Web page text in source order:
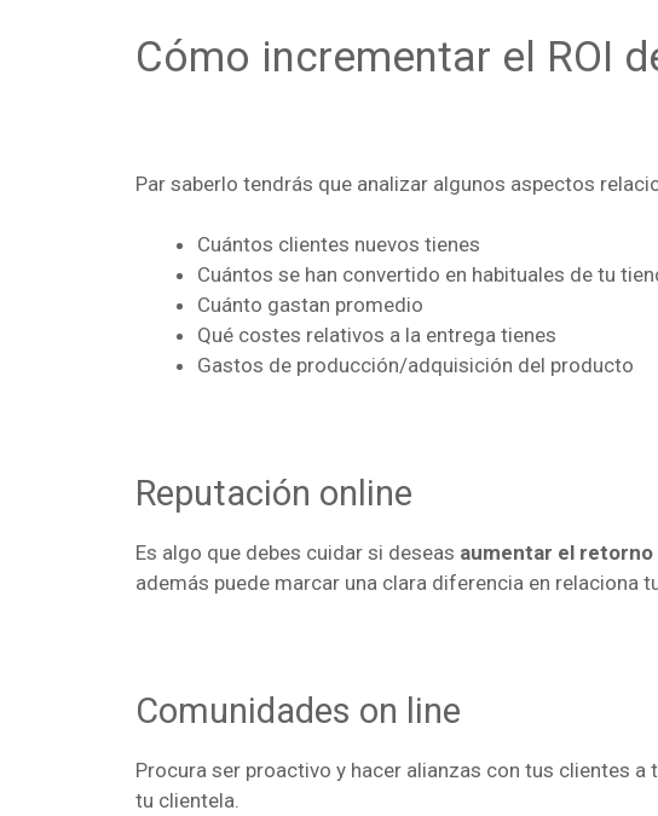
Cómo incrementar el ROI
Par saberlo tendrás que analizar algunos aspectos
Cuántos clientes nuevos tienes
Cuántos se han convertido en habituales de tu
Cuánto gastan promedio
Qué costes relativos a la entrega tienes
Gastos de producción/adquisición del producto
Reputación online
Es algo que debes cuidar si deseas aumentar el
además puede marcar una clara diferencia en relaciona
Comunidades on line
Procura ser proactivo y hacer alianzas con tus clientes
tu clientela.